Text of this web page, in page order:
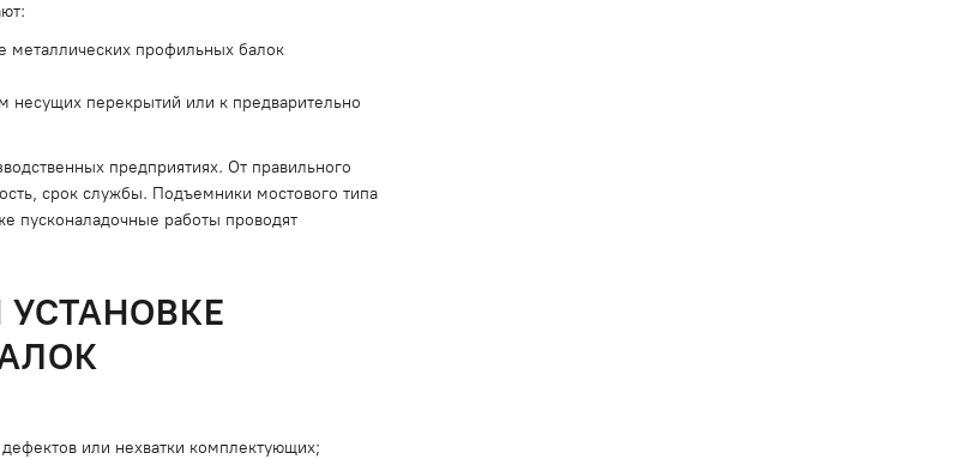
металлических профильных балок
несущих перекрытий или к предварительно
предприятиях. От правильного
срок службы. Подъемники мостового типа
пусконаладочные работы проводят
или нехватки комплектующих;